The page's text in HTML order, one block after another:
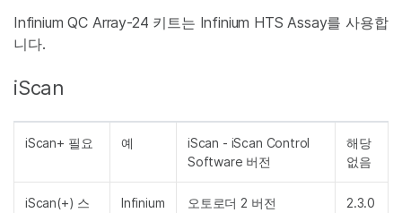
Infinium QC Array-24 키트는 Infinium HTS Assay를 사용합
니다.
iScan
iScan+ 필요 예
iScan - iScan Control
Software 버전
해당
없음
iScan(+) 스
Infinium
오토로더 2 버전 2.3.0